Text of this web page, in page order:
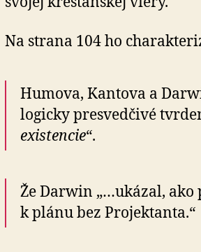
Na strana 104 ho
Humova, Kantova a
logicky presvedčivé
existencie“.
Že Darwin „…ukázal,
k plánu bez Pro­jek­tanta.“